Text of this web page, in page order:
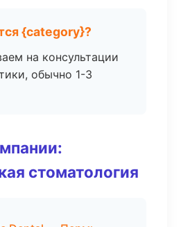
{category}?
на консультации
обычно 1-3
стоматология